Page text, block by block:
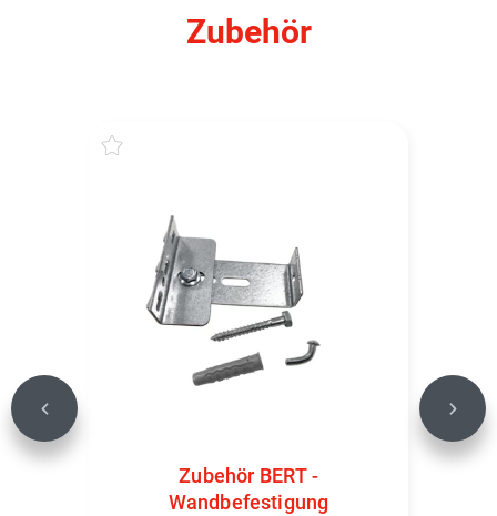
Zubehör
Zubehör BERT -
Wandbefestigung
Previous Next